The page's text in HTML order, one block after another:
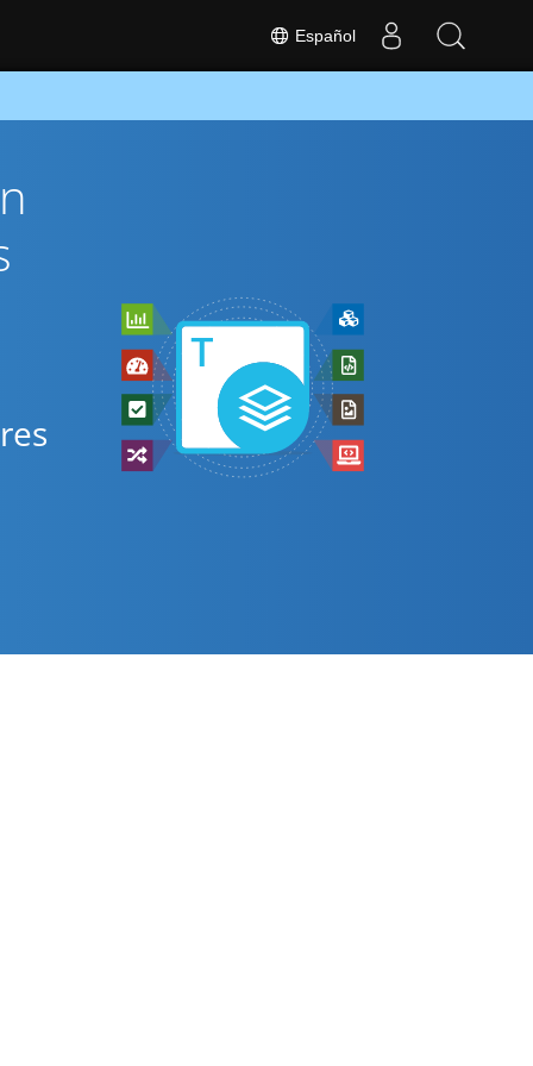
Español